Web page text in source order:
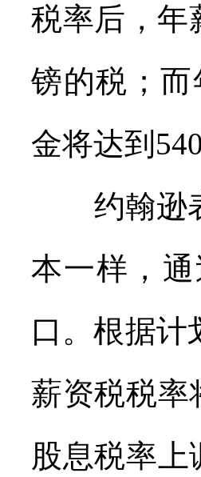
税率后，年
镑的税；
金将达到
约翰逊表
本一样，
口。根据计
薪资税税率
股息税率上